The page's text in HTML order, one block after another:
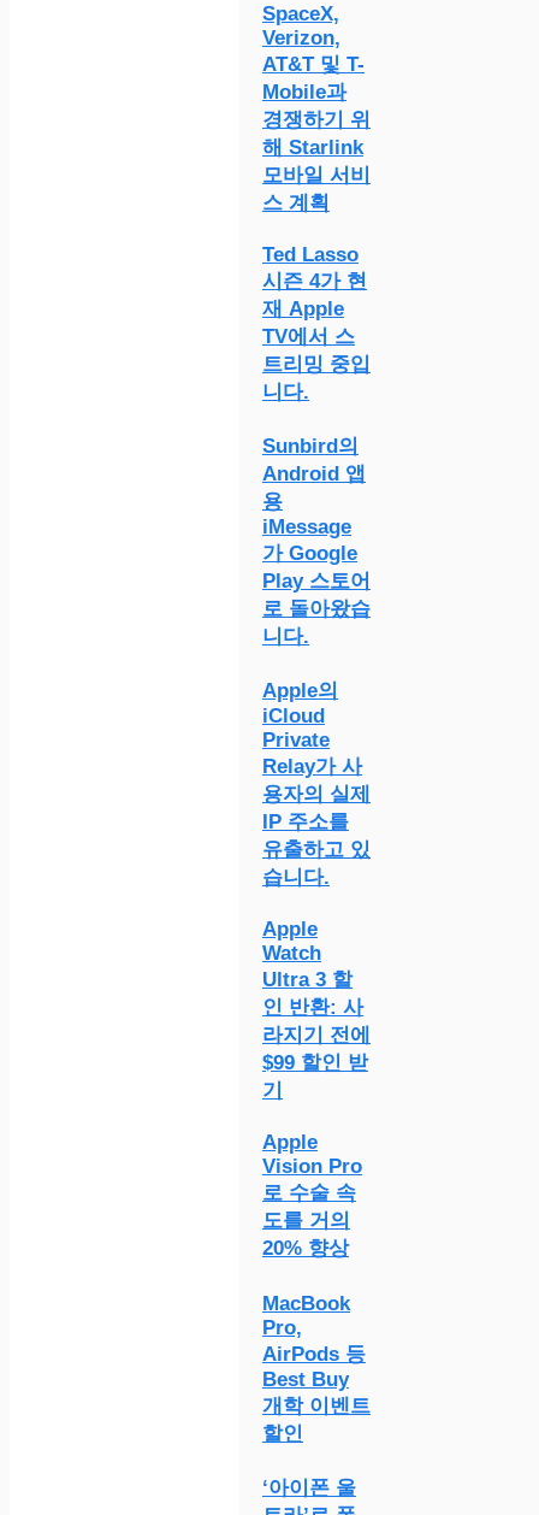
SpaceX,
Verizon,
AT&T 및 T-
Mobile과
경쟁하기 위
해 Starlink
모바일 서비
스 계획
Ted Lasso
시즌 4가 현
재 Apple
TV에서 스
트리밍 중입
니다.
Sunbird의
Android 앱
용
iMessage
가 Google
Play 스토어
로 돌아왔습
니다.
Apple의
iCloud
Private
Relay가 사
용자의 실제
IP 주소를
유출하고 있
습니다.
Apple
Watch
Ultra 3 할
인 반환: 사
라지기 전에
$99 할인 받
기
Apple
Vision Pro
로 수술 속
도를 거의
20% 향상
MacBook
Pro,
AirPods 등
Best Buy
개학 이벤트
할인
‘아이폰 울